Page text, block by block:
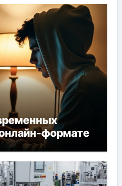
формате